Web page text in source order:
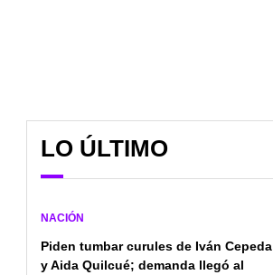
LO ÚLTIMO
NACIÓN
Piden tumbar curules de Iván Cepeda
y Aida Quilcué; demanda llegó al